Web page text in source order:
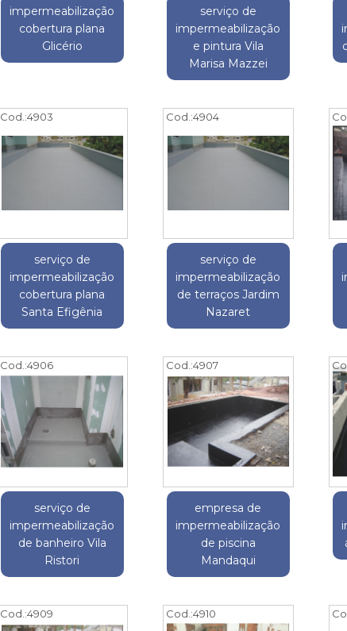
impermeabilização
cobertura plana
Glicério
serviço de
impermeabilização
e pintura Vila
Marisa Mazzei
Cod.:4903
serviço de
impermeabilização
cobertura plana
Santa Efigênia
Cod.:4904
serviço de
impermeabilização
de terraços Jardim
Nazaret
Cod.:4906
serviço de
impermeabilização
de banheiro Vila
Ristori
Cod.:4907
empresa de
impermeabilização
de piscina
Mandaqui
Cod.:4909 Cod.:4910